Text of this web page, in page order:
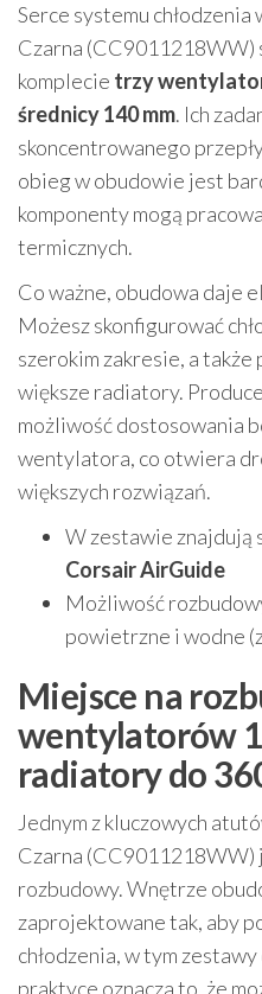
Serce systemu
Czarna (CC9011218WW)
komplecie trzy
średnicy 140 mm. Ich
skoncentrowanego
obieg w obudowie jest
komponenty mogą
termicznych.
Co ważne, obudowa daje
Możesz skonfigurować
szerokim zakresie, a
większe radiatory.
możliwość dostosowania
wentylatora, co otwiera
większych rozwiązań.
W zestawie znajdują
Corsair AirGuide
Możliwość
powietrzne i wodne
Miejsce na
wentylatorów
radiatory do
Jednym z kluczowych
Czarna (CC9011218WW)
rozbudowy. Wnętrze
zaprojektowane tak, aby
chłodzenia, w tym
praktyce oznacza to, że